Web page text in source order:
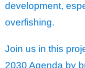
development,
overfishing.
Join us in this
2030 Agenda by